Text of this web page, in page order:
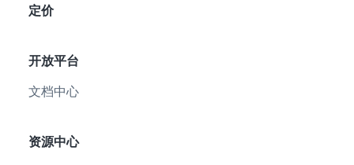
定价
开放平台
文档中心
资源中心